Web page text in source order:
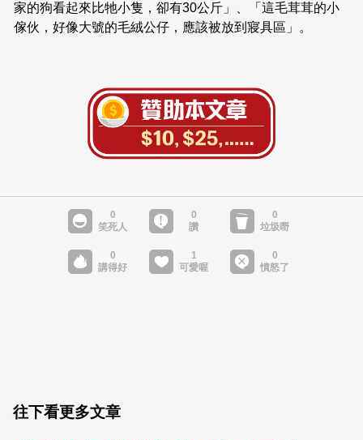
家的狗看起來比牠小隻，卻有30公斤」、「這毛茸茸的小
傢伙，好像大號的毛絨公仔，應該被放到寢具區」。
往下看更多文章